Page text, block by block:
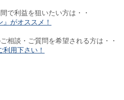
で利益を狙いたい方は・・
がオススメ！
相談・ご質問を希望される方は・・
用下さい！